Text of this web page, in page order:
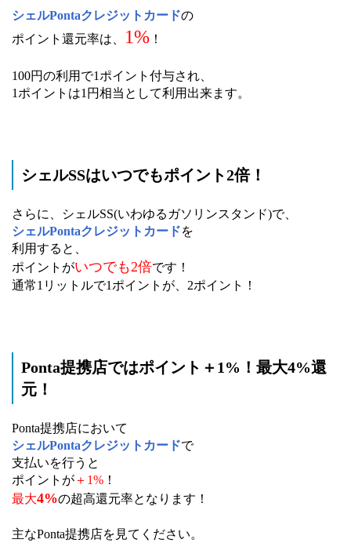
シェルPontaクレジットカードの
ポイント還元率は、
1% ！
100円の利用で1ポイント付与され、
1ポイントは1円相当として利用出来ます。
シェルSSはいつでもポイント2倍！
さらに、シェルSS(いわゆるガソリンスタンド)で、
シェルPontaクレジットカードを
利用すると、
ポイントがいつでも2倍です！
通常1リットルで1ポイントが、2ポイント！
Ponta提携店ではポイント＋1%！最大4%還
元！
Ponta提携店において
シェルPontaクレジットカードで
支払いを行うと
ポイントが＋1% ！
最大4%の超高還元率となります！
主なPonta提携店を見てください。